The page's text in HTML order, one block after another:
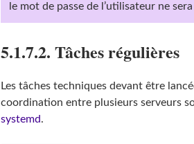
le mot de passe de l’utilisateur ne
5.1.7.2. Tâches régulières
Les tâches techniques devant être
coordination entre plusieurs serveurs
systemd.